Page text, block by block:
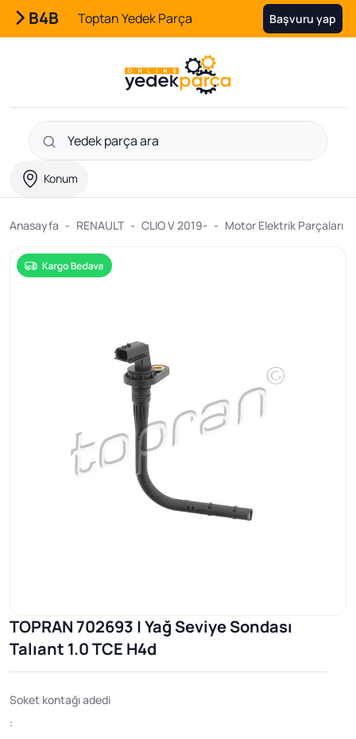
B4B Toptan Yedek Parça Başvuru yap
Konum
Anasayfa RENAULT CLIO V 2019- Motor Elektrik Parçaları
TOPRAN 702693 | Yağ Seviye Sondası
Talıant 1.0 TCE H4d
Soket kontağı adedi
: